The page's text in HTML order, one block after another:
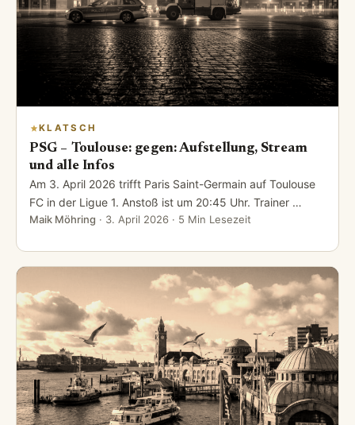
KLATSCH
PSG – Toulouse: gegen: Aufstellung, Stream
und alle Infos
Am 3. April 2026 trifft Paris Saint-Germain auf Toulouse
FC in der Ligue 1. Anstoß ist um 20:45 Uhr. Trainer …
Maik Möhring · 3. April 2026 · 5 Min Lesezeit